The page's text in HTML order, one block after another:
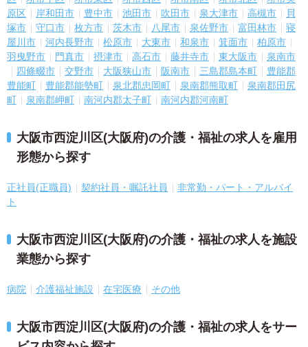
原区
岸和田市 豊中市 池田市 吹田市 泉大津市 高槻市
貝
塚市
守口市 枚方市 茨木市 八尾市 泉佐野市 富田林市
寝
屋川市
河内長野市 松原市 大東市 和泉市 箕面市
柏原市
羽曳野市
門真市 摂津市 高石市 藤井寺市 東大阪市
泉南市
四條畷市
交野市 大阪狭山市 阪南市 三島郡島本町
豊能郡
豊能町
豊能郡能勢町 泉北郡忠岡町 泉南郡熊取町
泉南郡田尻
町
泉南郡岬町 南河内郡太子町 南河内郡河南町
大阪市西淀川区(大阪府)の介護・福祉の求人を雇用
形態から探す
正社員(正職員) 契約社員・嘱託社員
非常勤・パート・アルバイ
ト
大阪市西淀川区(大阪府)の介護・福祉の求人を施設
業態から探す
病院 介護福祉施設 在宅医療 その他
大阪市西淀川区(大阪府)の介護・福祉の求人をサー